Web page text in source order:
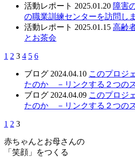
活動レポート 2025.01.20 障害
の職業訓練センターを訪問し
活動レポート 2025.01.15 高齢
とお茶会
1 2 3 4 5 6
ブログ 2024.04.10 このプロジ
たのか －リンクする２つの
ブログ 2024.04.09 このプロジ
たのか －リンクする２つの
1 2 3
赤ちゃんとお母さんの
「笑顔」をつくる